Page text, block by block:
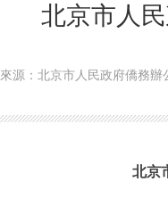
北京市人
來源：北京市人民政府僑務辦
北京